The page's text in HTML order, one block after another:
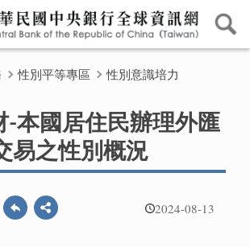
性別平等專區 性別意識培力
-本國居住民辦理外匯
易之性別概況
2024-08-13